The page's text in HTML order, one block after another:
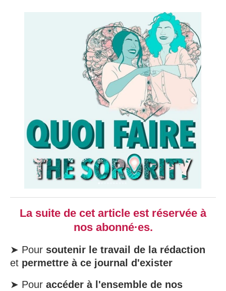
La suite de cet article est réservée à
nos abonné·es.
➤ Pour soutenir le travail de la rédaction
et permettre à ce journal d'exister
➤ Pour accéder à l'ensemble de nos